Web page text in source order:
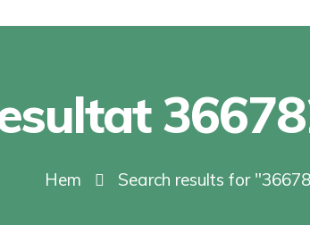
Hem Search results for